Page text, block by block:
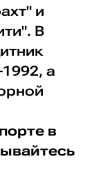
и
В
а
в